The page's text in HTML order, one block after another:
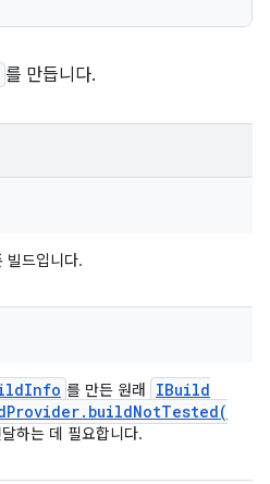
를 만듭니다.
빌드입니다.
Info 를 만든 원래
IBuild
Provider. buildNotTested(
하는 데 필요합니다.